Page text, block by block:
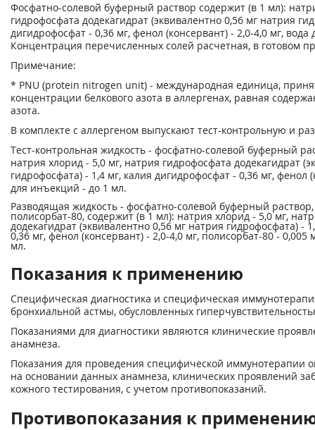
Фосфатно-солевой буферный раствор содержит (в 1 мл):
гидрофосфата додекагидрат (эквивалентно 0,56 мг натрия
дигидрофосфат - 0,36 мг, фенол (консервант) - 2,0-4,0 мг,
Концентрация перечисленных солей расчетная, в готовом
Примечание:
* PNU (protein nitrogen unit) - международная единица,
концентрации белкового азота в аллергенах, равная
азота.
В комплекте с аллергеном выпускают тест-контрольную и
Тест-контрольная жидкость - фосфатно-солевой буферный
натрия хлорид - 5,0 мг, натрия гидрофосфата додекагидрат
гидрофосфата) - 1,4 мг, калия дигидрофосфат - 0,36 мг, фенол
для инъекций - до 1 мл.
Разводящая жидкость - фосфатно-солевой буферный
полисорбат-80, содержит (в 1 мл): натрия хлорид - 5,0 мг,
додекагидрат (эквивалентно 0,56 мг натрия гидрофосфата) -
0,36 мг, фенол (консервант) - 2,0-4,0 мг, полисорбат-80 -
мл.
Показания к применению
Специфическая диагностика и специфическая
бронхиальной астмы, обусловленных
Показаниями для диагностики являются клинические
анамнеза.
Показания для проведения специфической иммунотерапии
на основании данных анамнеза, клинических проявлений
кожного тестирования, с учетом противопоказаний.
Противопоказания к